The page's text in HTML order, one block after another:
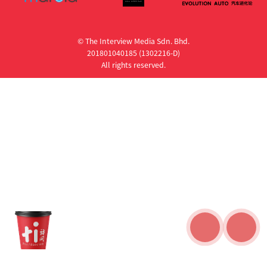
© The Interview Media Sdn. Bhd.
201801040185 (1302216­-D)
All rights reserved.